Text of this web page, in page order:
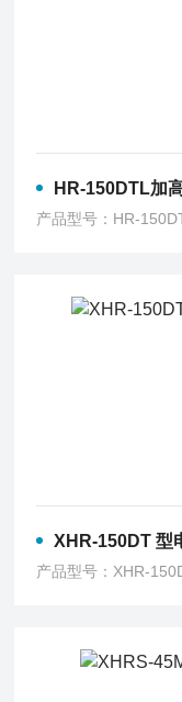
HR-150DTL加
产品型号：HR-
XHR-150DT 型
产品型号：XHR-